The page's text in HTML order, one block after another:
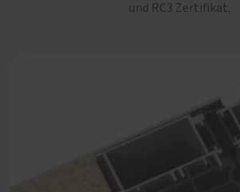
und RC3 Zertifikat.